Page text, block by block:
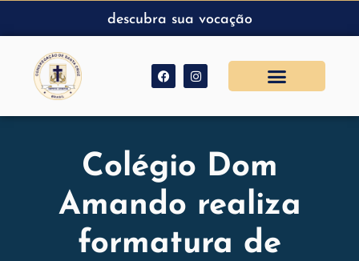
descubra sua vocação
Colégio Dom
Amando realiza
formatura de